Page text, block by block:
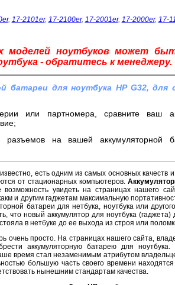
, 17-2101er, 17-2100er, 17-2001er, 17-2000er, 17-
моделей ноутбуков может
- обратитесь к менеджеру.
батареи для ноутбука HP G32, для
или партномера, сравните ваш
разъемов на вашей аккумуляторной
есть одним из самых основных качеств и
от стационарных компьютеров.
увидеть на страницах нашего
и другим гаджетам максимальную
батареи для нетбука, ноутбука или
что новый аккумулятор для ноутбука (гаджета)
в нетбуке до ее выхода из строя или
очень просто. На страницах нашего сайта,
аккумуляторную батарею для
время стал незаменимым атрибутом
большую часть своего времени
нынешним стандартам качества.